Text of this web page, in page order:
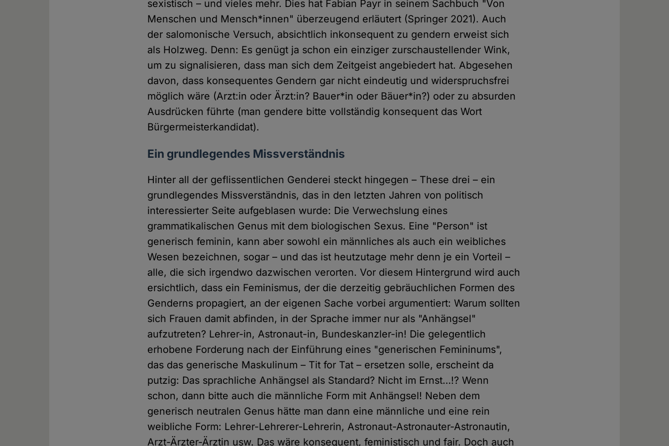
sexistisch – und vieles mehr. Dies hat Fabian Payr in seinem Sachbuch "Von
Menschen und Mensch*innen" überzeugend erläutert (Springer 2021). Auch
der salomonische Versuch, absichtlich inkonsequent zu gendern erweist sich
als Holzweg. Denn: Es genügt ja schon ein einziger zurschaustellender Wink,
um zu signalisieren, dass man sich dem Zeitgeist angebiedert hat. Abgesehen
davon, dass konsequentes Gendern gar nicht eindeutig und widerspruchsfrei
möglich wäre (Arzt:in oder Ärzt:in? Bauer*in oder Bäuer*in?) oder zu absurden
Ausdrücken führte (man gendere bitte vollständig konsequent das Wort
Bürgermeisterkandidat).
Ein grundlegendes Missverständnis
Hinter all der geflissentlichen Genderei steckt hingegen – These drei – ein
grundlegendes Missverständnis, das in den letzten Jahren von politisch
interessierter Seite aufgeblasen wurde: Die Verwechslung eines
grammatikalischen Genus mit dem biologischen Sexus. Eine "Person" ist
generisch feminin, kann aber sowohl ein männliches als auch ein weibliches
Wesen bezeichnen, sogar – und das ist heutzutage mehr denn je ein Vorteil –
alle, die sich irgendwo dazwischen verorten. Vor diesem Hintergrund wird auch
ersichtlich, dass ein Feminismus, der die derzeitig gebräuchlichen Formen des
Genderns propagiert, an der eigenen Sache vorbei argumentiert: Warum sollten
sich Frauen damit abfinden, in der Sprache immer nur als "Anhängsel"
aufzutreten? Lehrer-in, Astronaut-in, Bundeskanzler-in! Die gelegentlich
erhobene Forderung nach der Einführung eines "generischen Femininums",
das das generische Maskulinum – Tit for Tat – ersetzen solle, erscheint da
putzig: Das sprachliche Anhängsel als Standard? Nicht im Ernst…!? Wenn
schon, dann bitte auch die männliche Form mit Anhängsel! Neben dem
generisch neutralen Genus hätte man dann eine männliche und eine rein
weibliche Form: Lehrer-Lehrerer-Lehrerin, Astronaut-Astronauter-Astronautin,
Arzt-Ärzter-Ärztin usw. Das wäre konsequent, feministisch und fair. Doch auch